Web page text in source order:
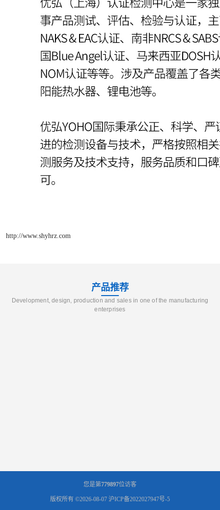
http://www.shyhrz.com
产品推荐
Development, design, production and sales in one of the manufacturing
enterprises
您是第779897位访客
版权所有 ©2026-08-07 沪ICP备2022027947号-5